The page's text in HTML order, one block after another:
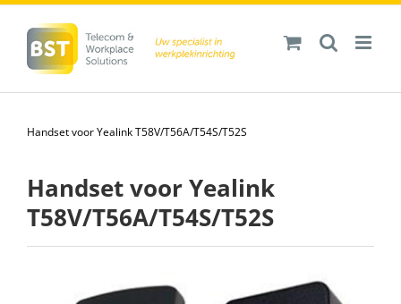
inhoud
Handset voor Yealink T58V/T56A/T54S/T52S
Handset voor Yealink
T58V/T56A/T54S/T52S